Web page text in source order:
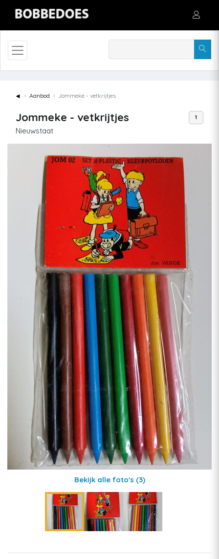
◄ Aanbod Jommeke - vetkrijtjes
Jommeke - vetkrijtjes
Nieuwstaat
1
Bekijk alle foto's (3)